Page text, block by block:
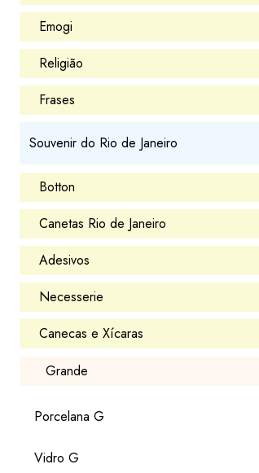
Emogi
Religião
Frases
Souvenir do Rio de Janeiro
Botton
Canetas Rio de Janeiro
Adesivos
Necesserie
Canecas e Xícaras
Grande
Porcelana G
Vidro G